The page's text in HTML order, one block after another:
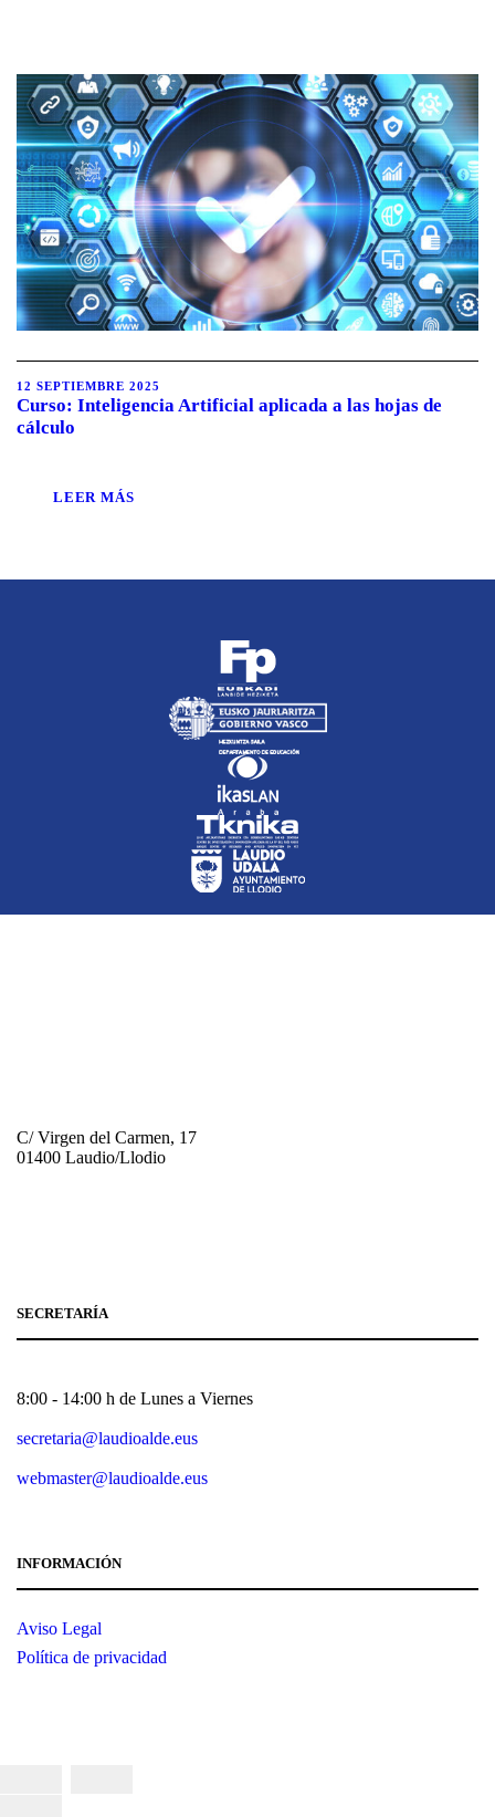
12 SEPTIEMBRE 2025
Curso: Inteligencia Artificial aplicada a las hojas de
cálculo
LEER MÁS
C/ Virgen del Carmen, 17
01400 Laudio/Llodio
SECRETARÍA
8:00 - 14:00 h de Lunes a Viernes
secretaria@laudioalde.eus
webmaster@laudioalde.eus
INFORMACIÓN
Aviso Legal
Política de privacidad